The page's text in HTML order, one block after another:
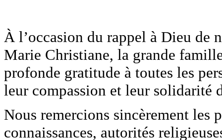
À l’occasion du rappel à Dieu de
Marie Christiane, la grande
profonde gratitude à toutes les
leur compassion et leur solidarité
Nous remercions sincèrement les
connaissances, autorités